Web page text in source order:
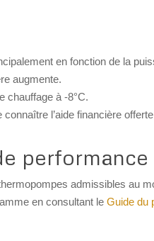
en fonction de la
augmente.
chauffage à -8°C.
connaître l’aide financière
admissibles au
en consultant leGuide du